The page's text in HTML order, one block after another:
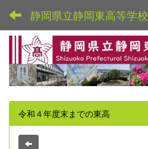
静岡県立静岡東高等学校
令和４年度末までの東高